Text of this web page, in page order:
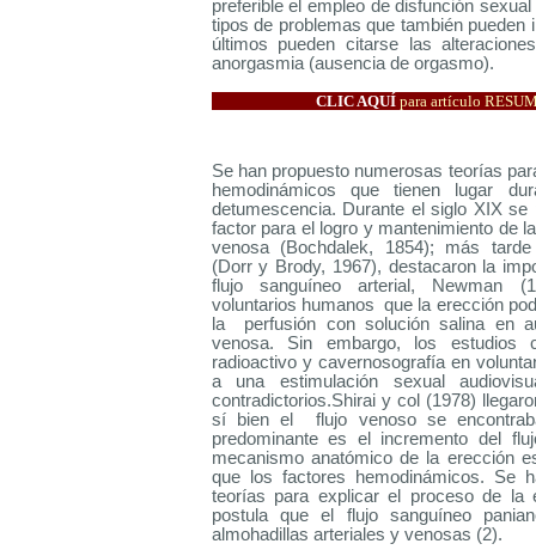
preferible el empleo de disfunción
tipos de problemas que también
últimos pueden citarse las
anorgasmia (ausencia de orgasmo).
CLIC AQUÍ para artículo
Se han propuesto numerosas teorías
hemodinámicos que tienen lugar
detumescencia. Durante el siglo XIX se
factor para el logro y mantenimiento de
venosa (Bochdalek, 1854); más tarde
(Dorr y Brody, 1967), destacaron la
flujo sanguíneo arterial, Newman
voluntarios humanos que la erección
la perfusión con solución salina en
venosa. Sin embargo, los estudios
radioactivo y cavernosografía en
a una estimulación sexual
contradictorios.Shirai y col (1978)
sí bien el flujo venoso se
predominante es el incremento del
mecanismo anatómico de la erección
que los factores hemodinámicos. Se
teorías para explicar el proceso de la
postula que el flujo sanguíneo
almohadillas arteriales y venosas (2).